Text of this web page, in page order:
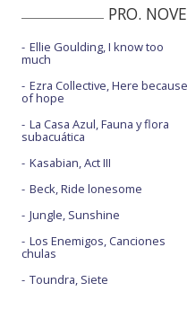
PRO.
Ellie Goulding, I know too
much
Ezra Collective, Here because
of hope
La Casa Azul, Fauna y flora
subacuática
Kasabian, Act III
Beck, Ride lonesome
Jungle, Sunshine
Los Enemigos, Canciones
chulas
Toundra, Siete